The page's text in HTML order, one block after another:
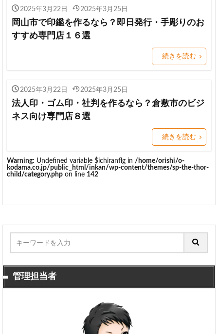
2025年3月22日
2025年3月25日
岡山市で印鑑を作るなら？即日発行・手彫りのお
すすめ専門店１６選
続きを読む
2025年3月22日 2025年3月25日
法人印・ゴム印・社判を作るなら？倉敷市のビジ
ネス向け専門店８選
続きを読む
Warning: Undefined variable $ichiranflg in /home/orishi/o-
kodama.co.jp/public_html/inkan/wp-content/themes/sp-the-thor-
child/category.php on line 142
管理担当者